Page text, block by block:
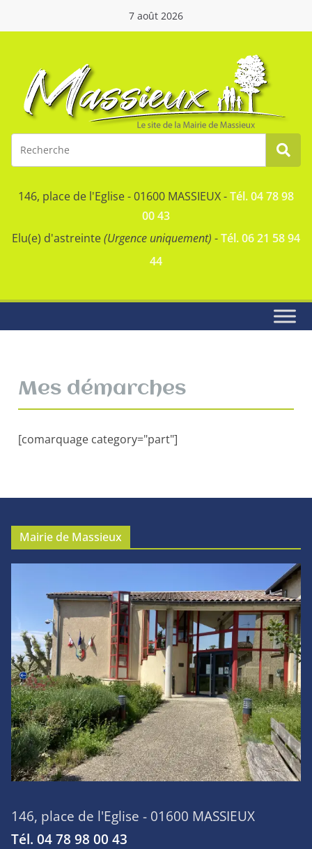
7 août 2026
146, place de l'Eglise - 01600 MASSIEUX -Tél. 04 78 98
00 43
Elu(e) d'astreinte(Urgence uniquement) -Tél. 06 21 58 94
44
Mes démarches
[comarquage category="part"]
Mairie de Massieux
146, place de l'Eglise - 01600 MASSIEUX
Tél. 04 78 98 00 43